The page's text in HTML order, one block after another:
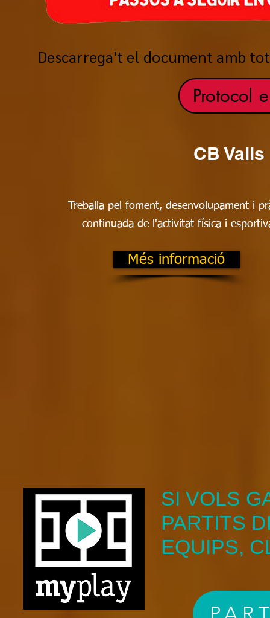
Descarrega't el document amb
Protocol
CB
Treballa pel foment, desenvolupament i
continuada de l'activitat física i
Més informació
SI VOLS
PARTITS
EQUIPS,